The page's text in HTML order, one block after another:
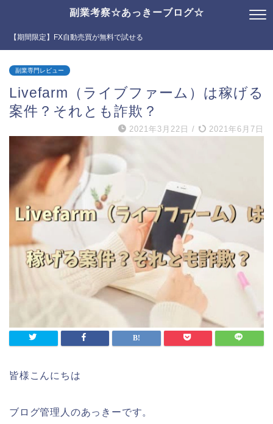
副業考察☆あっきーブログ☆
【期間限定】FX自動売買が無料で試せる
副業専門レビュー
Livefarm（ライブファーム）は稼げる
案件？それとも詐欺？
2021年3月22日 / 2021年6月7日
皆様こんにちは
ブログ管理人のあっきーです。